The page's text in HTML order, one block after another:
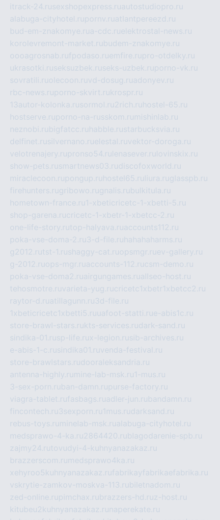
itrack-24.rusexshopexpress.ruautostudiopro.ru
alabuga-cityhotel.rupornv.ruatlantpereezd.ru
bud-em-znakomye.rua-cdc.ruelektrostal-news.ru
korolevremont-market.rubudem-znakomye.ru
oooagrosnab.rufpodaso.ruemfire.rupro-otdelky.ru
ukrasotki.ruseksuzbek.ruseks-uzbek.ruporno-vk.ru
sovratili.ruolecoon.ruvd-dosug.ruadonyev.ru
rbc-news.ruporno-skvirt.rukrospr.ru
13autor-kolonka.rusormol.ru2rich.ru hostel-65.ru
hostserve.ruporno-na-russkom.ru mishinlab.ru
neznobi.rubigfatcc.ru habble.rustarbucksvia.ru
delfinet.rusilvernano.ruelestal.ruvektor-doroga.ru
velotrenajery.rupronso54.ru lenasever.ru lovinskix.ru
show-pets.rusmartnews03.rudiscofoxworld.ru
miraclecoon.rupongup.ru hostel65.ru liura.ruglasspb.ru
firehunters.rugribowo.rugnalis.rubulkitula.ru
hometown-france.ru1-xbeticricetc-1-xbetti-5.ru
shop-garena.rucricetc-1-xbetr-1-xbetcc-2.ru
one-life-story.rutop-halyava.ruaccounts112.ru
poka-vse-doma-2.ru3-d-file.ru hahahaharms.ru
g2012.rutst-1.rushaggy-cat.ruopsmgr.ruev-gallery.ru
g-2012.ruops-mgr.ruaccounts-112.rucsm-demo.ru
poka-vse-doma2.ruairgungames.ruallseo-host.ru
tehosmotre.ruvarieta-yug.rucricetc1xbetr1xbetcc2.ru
raytor-d.ruatillagunn.ru3d-file.ru
1xbeticricetc1xbetti5.ruuafoot-statti.rue-abis1c.ru
store-brawl-stars.rukts-services.rudark-sand.ru
sindika-01.rusp-life.rux-legion.rusib-archives.ru
e-abis-1-c.rusindika01.ruvenda-festival.ru
store-brawlstars.rudooraleksandria.ru
antenna-highly.ru mine-lab-msk.ru1-mus.ru
3-sex-porn.ruban-damn.rupurse-factory.ru
viagra-tablet.rufasbags.ruadler-jun.rubandamn.ru
fincontech.ru3sexporn.ru1mus.rudarksand.ru
rebus-toys.ru minelab-msk.rualabuga-cityhotel.ru
medsprawo-4-ka.ru2864420.rublagodarenie-spb.ru
zajmy24.rutovudyi-4-kuhnyanazakaz.ru
brazzerscom.ru medsprawo4ka.ru
xehyroo5kuhnyanazakaz.rufabrikayfabrikaefabrika.ru
vskrytie-zamkov-moskva-113.rubiletnadom.ru
zed-online.rupimchax.rubrazzers-hd.ruz-host.ru
kitubeu2kuhnyanazakaz.ru naperekate.ru